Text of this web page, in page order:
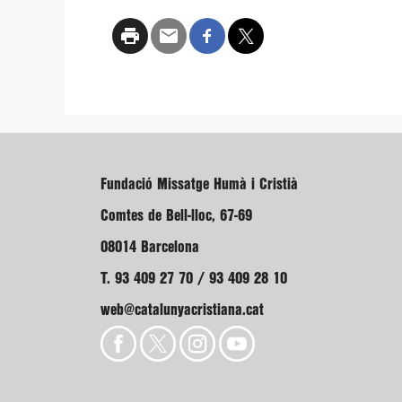
Fundació Missatge Humà i Cristià
Comtes de Bell-lloc, 67-69
08014 Barcelona
T. 93 409 27 70 / 93 409 28 10
web@catalunyacristiana.cat